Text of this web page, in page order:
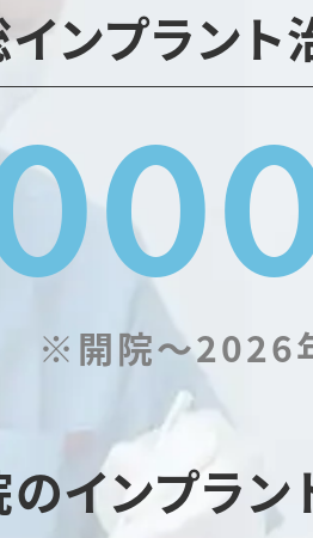
ンプラン
※開院～2026
インプラ